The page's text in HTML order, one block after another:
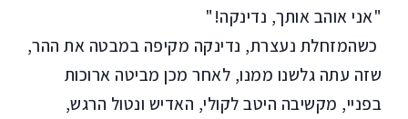
"אני אוהב אותך, נדינקה!"
כשהמזחלת נעצרת, נדינקה מקיפה במבטה את ההר,
שזה עתה גלשנו ממנו, לאחר מכן מביטה ארוכות
בפניי, מקשיבה היטב לקולי, האדיש ונטול הרגש,